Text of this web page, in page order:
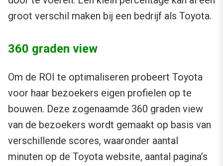
groot verschil maken bij een bedrijf als Toyota.
360 graden view
Om de ROI te optimaliseren probeert Toyota
voor haar bezoekers eigen profielen op te
bouwen. Deze zogenaamde 360 graden view
van de bezoekers wordt gemaakt op basis van
verschillende scores, waaronder aantal
minuten op de Toyota website, aantal pagina’s